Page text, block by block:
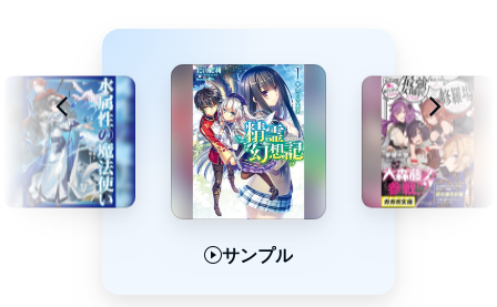
サンプル